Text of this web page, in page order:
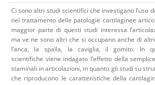
Ci sono altri studi scientifici che investigano l’uso
nel trattamento delle patologie cartilaginee
maggior parte di questi studi interessa
ma ve ne sono altri che si occupano anche di
l’anca, la spalla, la caviglia, il gomito. In
scientifiche viene indagato l’effetto della
staminali in articolazioni, in quanto gli studi su
che riproducono le caratteristiche della